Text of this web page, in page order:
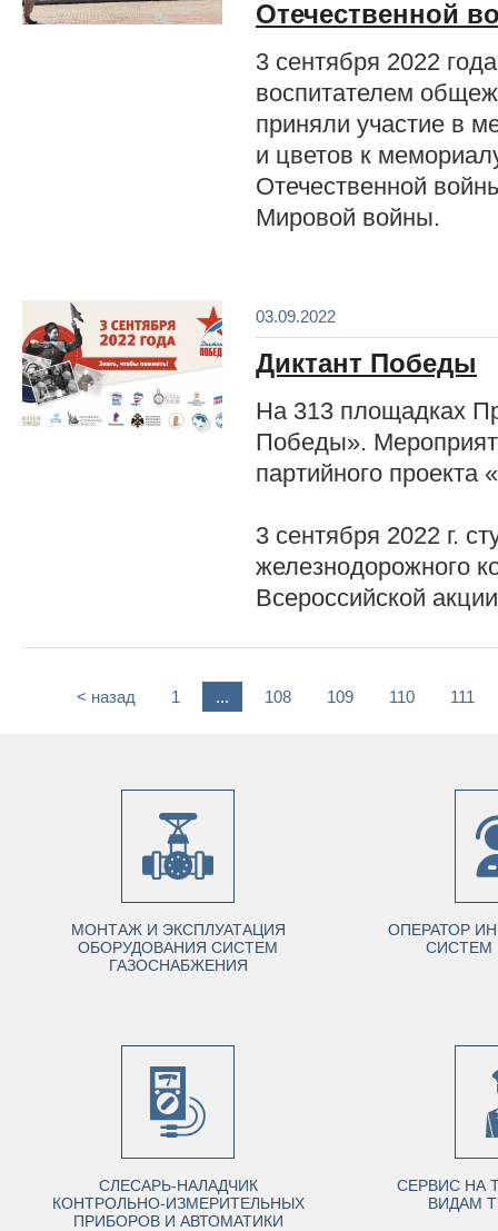
Отечественной
3 сентября 2022
воспитателем
приняли участие в
и цветов к
Отечественной
Мировой войны.
03.09.2022
Диктант Победы
На 313 площадках
Победы».
партийного проекта
3 сентября 2022 г.
железнодорожного
Всероссийской
< назад 1 ... 108 109 110 111
МОНТАЖ И ЭКСПЛУАТАЦИЯ
ОБОРУДОВАНИЯ СИСТЕМ
ГАЗОСНАБЖЕНИЯ
ОПЕРАТОР
СИСТЕМ
СЛЕСАРЬ-НАЛАДЧИК
КОНТРОЛЬНО-ИЗМЕРИТЕЛЬНЫХ
ПРИБОРОВ И АВТОМАТИКИ
СЕРВИС НА
ВИДАМ